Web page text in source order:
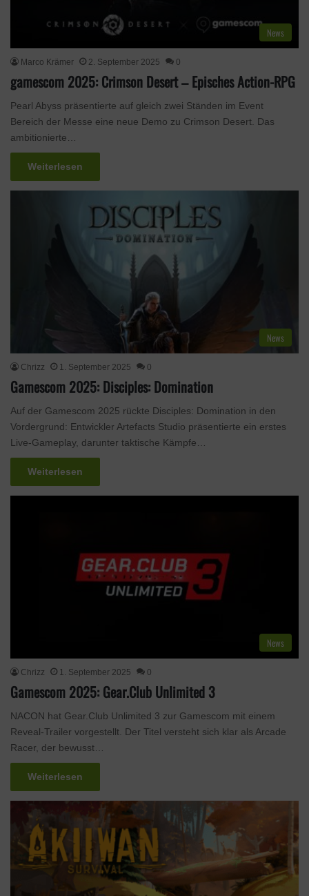
News
Marco Krämer 2. September 2025 0
gamescom 2025: Crimson Desert – Episches Action-RPG
Pearl Abyss präsentierte auf gleich zwei Ständen im Event
Bereich der Messe eine neue Demo zu Crimson Desert. Das
ambitionierte…
Weiterlesen
News
Chrizz 1. September 2025 0
Gamescom 2025: Disciples: Domination
Auf der Gamescom 2025 rückte Disciples: Domination in den
Vordergrund: Entwickler Artefacts Studio präsentierte ein erstes
Live‑Gameplay, darunter taktische Kämpfe…
Weiterlesen
News
Chrizz 1. September 2025 0
Gamescom 2025: Gear.Club Unlimited 3
NACON hat Gear.Club Unlimited 3 zur Gamescom mit einem
Reveal-Trailer vorgestellt. Der Titel versteht sich klar als Arcade
Racer, der bewusst…
Weiterlesen